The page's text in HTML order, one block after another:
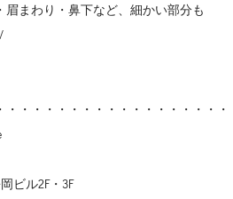
まわり・鼻下など、細かい部分も
・・・・・・・・・・・・・・・・・
ビル2F・3F